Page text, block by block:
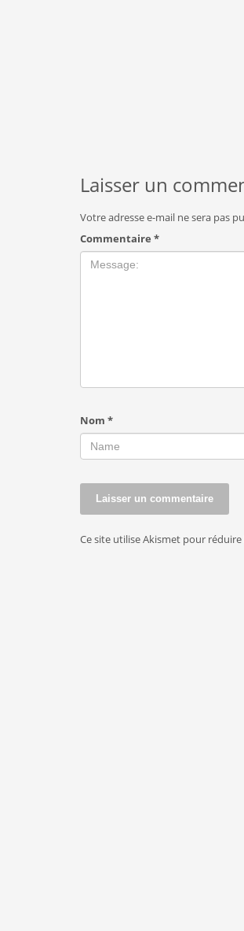
Laisser un
Votre adresse e-mail ne sera pas
Commentaire *
Nom *
Ce site utilise Akismet pour réduire